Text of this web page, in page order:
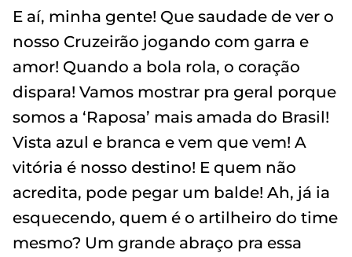
E aí, minha gente! Que saudade de ver o
nosso Cruzeirão jogando com garra e
amor! Quando a bola rola, o coração
dispara! Vamos mostrar pra geral porque
somos a ‘Raposa’ mais amada do Brasil!
Vista azul e branca e vem que vem! A
vitória é nosso destino! E quem não
acredita, pode pegar um balde! Ah, já ia
esquecendo, quem é o artilheiro do time
mesmo? Um grande abraço pra essa